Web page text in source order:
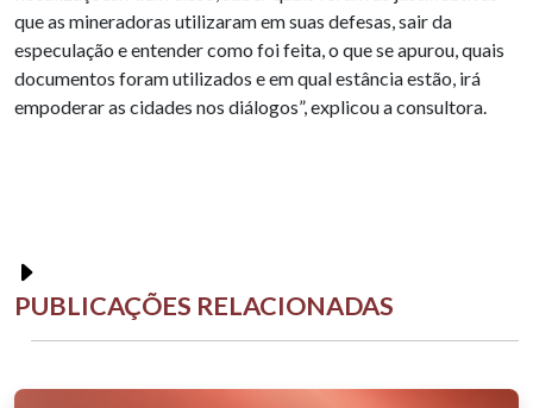
que as mineradoras utilizaram em suas defesas, sair da
especulação e entender como foi feita, o que se apurou, quais
documentos foram utilizados e em qual estância estão, irá
empoderar as cidades nos diálogos”, explicou a consultora.
PUBLICAÇÕES RELACIONADAS